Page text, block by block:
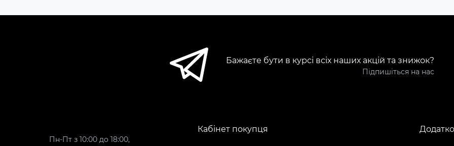
Бажаєте бути в курсі всіх наших акцій та знижок?
Підпишіться на нас
Пн-Пт з 10:00 до 18:00,
Кабінет покупця